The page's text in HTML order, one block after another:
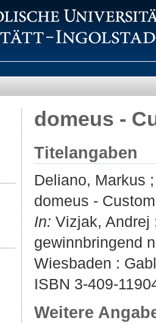
domeus -
Titelangaben
Deliano, Markus
domeus -
In: Vizjak, Andrej
gewinnbringend
Wiesbaden :
ISBN 3-409-
Weitere